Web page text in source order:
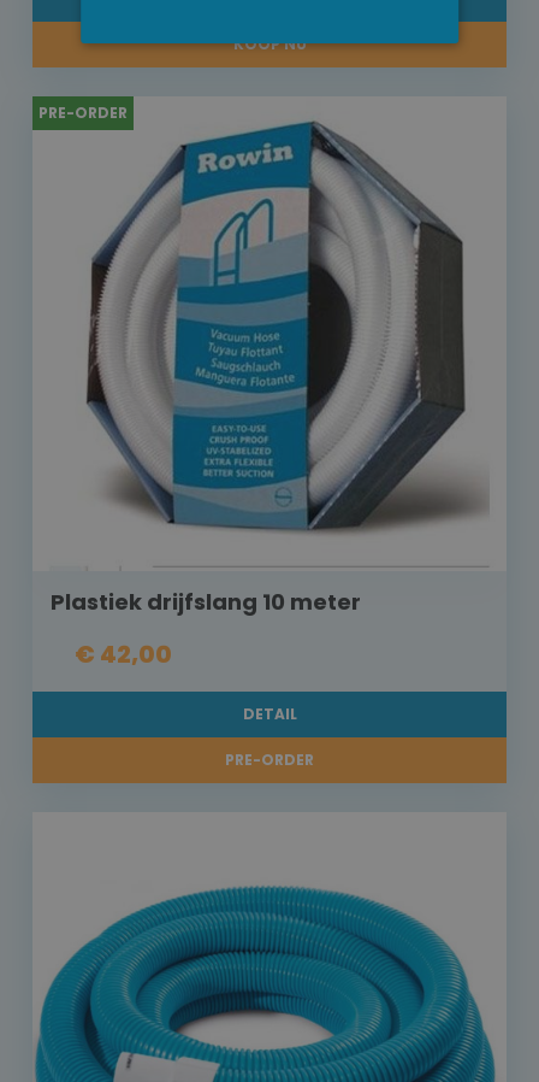
KOOP NU
PRE-ORDER
Plastiek drijfslang 10 meter
€ 42,00
DETAIL
PRE-ORDER